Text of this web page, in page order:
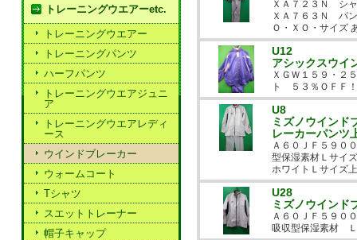
トレーニングウエアーetc.
トレーニングウエアー
トレーニングパンツ
ハーフパンツ
トレーニングウエアジュニ
ア
トレーニングウエアレディ
ース
ウインドブレーカー
ウォームコート
Tシャツ
スエットトレーナー
帽子キャップ
ＸＡ７２３Ｎ シ
ＸＡ７６３Ｎ パ
Ｏ・ＸＯ・サイズ
U12
アシックスウイ
ＸＧＷ１５９・２
ト ５３％ＯＦＦ！
U8
ミズノウインド
レーカーパンツ
Ａ６０ＪＦ５９０
型保湿素材Ｌサイ
ホワイトＬサイズ
U28
ミズノウインド
Ａ６０ＪＦ５９
吸収型保湿素材